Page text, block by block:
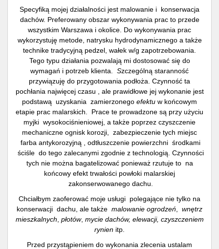
Specyfiką mojej działalności jest malowanie i konserwacja
dachów. Preferowany obszar wykonywania prac to przede
wszystkim Warszawa i okolice. Do wykonywania prac
wykorzystuję metode, natrysku hydrodynamicznego a także
technike tradycyjną pedzel, wałek w/g zapotrzebowania.
Tego typu działania pozwalają mi dostosować się do
wymagań i potrzeb klienta. Szczególną staranność
przywiązuję do przygotowania podłoża. Czynność ta
pochłania najwięcej czasu , ale prawidłowe jej wykonanie jest
podstawą uzyskania zamierzonego efektu w końcowym
etapie prac malarskich. Prace te prowadzone są przy użyciu
myjki wysokociśnieniowej, a także poprzez czyszczenie
mechaniczne ognisk korozji, zabezpieczenie tych miejsc
farba antykorozyjną , odtłuszczenie powierzchni środkami
ściśle do tego zalecanymi zgodnie z technologią. Czynności
tych nie można bagatelizować ponieważ rzutuje to na
końcowy efekt trwałości powłoki malarskiej
zakonserwowanego dachu.
Chciałbym zaoferować moje usługi polegające nie tylko na
konserwacji dachu, ale także malowanie ogrodzeń
wnętrz
mieszkalnych płotów, mycie dachów, elewacji, czyszczeniem
rynien itp.
Przed przystąpieniem do wykonania zlecenia ustalam